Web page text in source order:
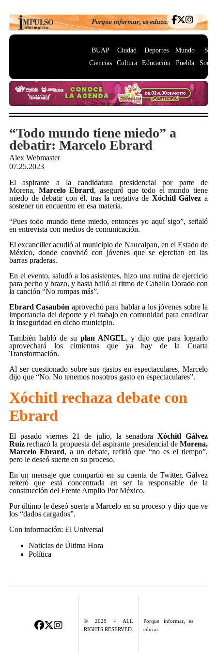
BUAP
Ciencias
Ciudad
Cultura
Deportes
Educación
Mundo
Puebla
“Todo mundo tiene miedo” a
debatir: Marcelo Ebrard
Alex Webmaster
07.25.2023
El aspirante a la candidatura presidencial por parte de
Morena, Marcelo Ebrard, aseguró que todo el mundo tiene
miedo de debatir con él, tras la negativa de Xóchitl Gálvez a
sostener un encuentro en esa materia.
“Pues todo mundo tiene miedo, entonces yo aquí sigo”, señaló
en entrevista con medios de comunicación.
El excanciller acudió al municipio de Naucalpan, en el Estado de
México, donde convivió con jóvenes que se ejercitan en las
barras praderas.
En el evento, saludó a los asistentes, hizo una rutina de ejercicio
para pecho y brazo, y hasta bailó al ritmo de Caballo Dorado con
la canción “No rompas más”.
Ebrard Casaubón aprovechó para hablar a los jóvenes sobre la
importancia del deporte y el trabajo en comunidad para erradicar
la inseguridad en dicho municipio.
También habló de su plan ANGEL, y dijo que para lograrlo
aprovechará los cimientos que ya hay de la Cuarta
Transformación.
Al ser cuestionado sobre sus gastos en espectaculares, Marcelo
dijo que “No. No tenemos nosotros gasto en espectaculares”.
Xóchitl rechaza debate con
Ebrard
El pasado viernes 21 de julio, la senadora Xóchitl Gálvez
Ruiz rechazó la propuesta del aspirante presidencial deMorena,
Marcelo Ebrard, a un debate, refirió que “no es el tiempo”,
pero le deseó suerte en su proceso.
En un mensaje que compartió en su cuenta de Twitter, Gálvez
reiteró que está concentrada en ser la responsable de la
construcción del Frente Amplio Por México.
Por último le deseó suerte a Marcelo en su proceso y dijo que ve
los “dados cargados”.
Con información: El Universal
Noticias de Última Hora
Política
© 2025 - ALL
RIGHTS RESERVED.
Porque informar, es
educar.